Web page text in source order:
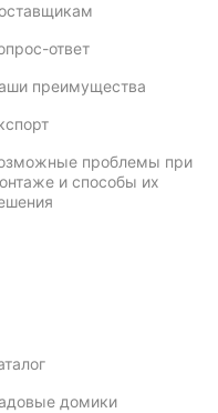
ответ
преимущества
проблемы при
и способы их
домики